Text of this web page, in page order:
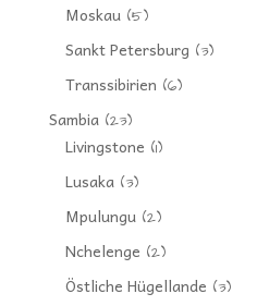
Moskau(5)
Sankt Petersburg (3)
Transsibirien (6)
Sambia(23)
Livingstone (1)
Lusaka(3)
Mpulungu(2)
Nchelenge (2)
Östliche Hügellande (3)